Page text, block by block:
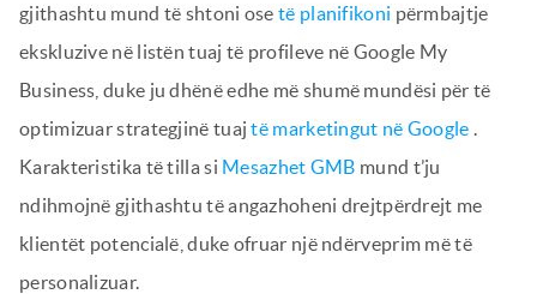
gjithashtu mund të shtoni osetë planifikoni përmbajtje
ekskluzive në listën tuaj të profileve në Google My
Business, duke ju dhënë edhe më shumë mundësi për të
optimizuar strategjinë tuajtë marketingut në Google .
Karakteristika të tilla si Mesazhet GMB mund t’ju
ndihmojnë gjithashtu të angazhoheni drejtpërdrejt me
klientët potencialë, duke ofruar një ndërveprim më të
personalizuar.